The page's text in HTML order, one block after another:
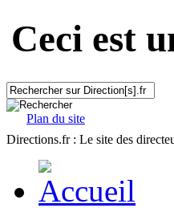
Ceci est
Plan du site
Directions.fr : Le site des